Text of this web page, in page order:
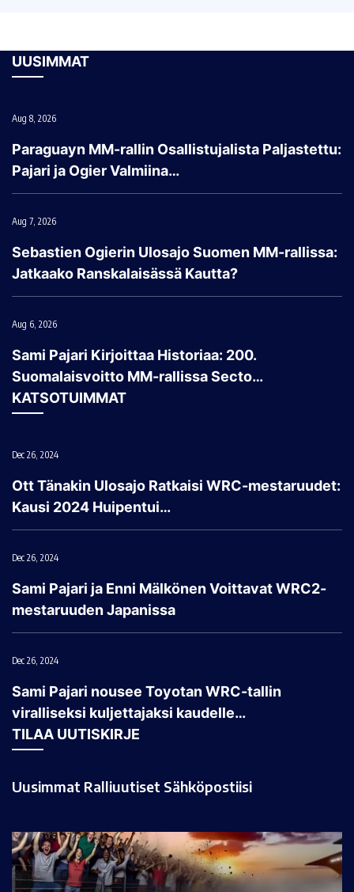
UUSIMMAT
Aug 8, 2026
Paraguayn MM-rallin Osallistujalista Paljastettu:
Pajari ja Ogier Valmiina…
Aug 7, 2026
Sebastien Ogierin Ulosajo Suomen MM-rallissa:
Jatkaako Ranskalaisässä Kautta?
Aug 6, 2026
Sami Pajari Kirjoittaa Historiaa: 200.
Suomalaisvoitto MM-rallissa Secto…
KATSOTUIMMAT
Dec 26, 2024
Ott Tänakin Ulosajo Ratkaisi WRC-mestaruudet:
Kausi 2024 Huipentui…
Dec 26, 2024
Sami Pajari ja Enni Mälkönen Voittavat WRC2-
mestaruuden Japanissa
Dec 26, 2024
Sami Pajari nousee Toyotan WRC-tallin
viralliseksi kuljettajaksi kaudelle…
TILAA UUTISKIRJE
Uusimmat Ralliuutiset Sähköpostiisi